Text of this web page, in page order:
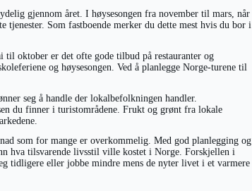
gjennom året. I høysesongen fra november til mars, når
Som fastboende merker du dette mest hvis du bor i
til oktober er det ofte gode tilbud på restauranter og
og høysesongen. Ved å planlegge Norge-turene til
seg å handle der lokalbefolkningen handler.
du finner i turistområdene. Frukt og grønt fra lokale
som for mange er overkommelig. Med god planlegging og
hva tilsvarende livsstil ville kostet i Norge. Forskjellen i
tidligere eller jobbe mindre mens de nyter livet i et varmere